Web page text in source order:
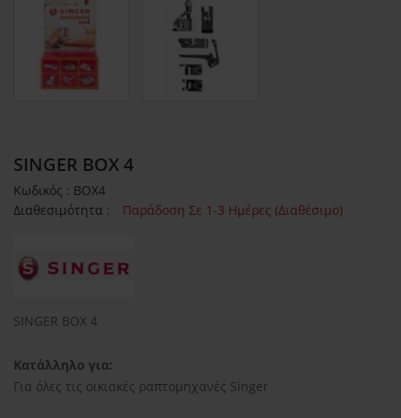
SINGER BOX 4
Κωδικός : BOX4
Διαθεσιμότητα :
Παράδοση Σε 1-3 Ημέρες (Διαθέσιμο)
SINGER BOX 4
Κατάλληλο για:
Για όλες τις οικιακές ραπτομηχανές Singer